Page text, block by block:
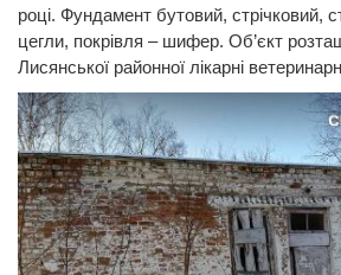
році. Фундамент бутовий, стрічковий,
цегли, покрівля – шифер. Об’єкт
Лисянської районної лікарні